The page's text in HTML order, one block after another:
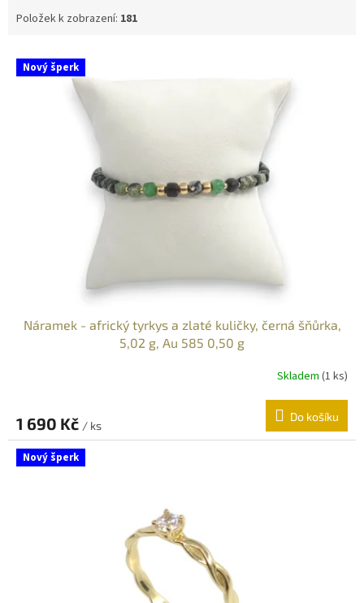
Položek k zobrazení: 181
V Nový šperk
Náramek - africký tyrkys a zlaté kuličky, černá šňůrka,
5,02 g, Au 585 0,50 g
Skladem (1 ks)
1 690 Kč / ks
Do košíku
Nový šperk